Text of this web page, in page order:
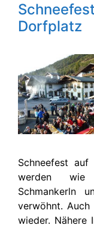
Dorfplatz
Schneefest
werden wie
Schmankerln
verwöhnt. Auch
wieder. Nähere